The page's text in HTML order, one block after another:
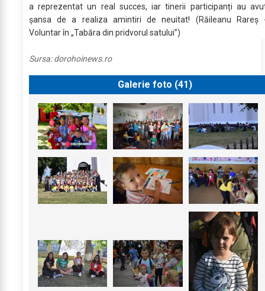
a reprezentat un real succes, iar tinerii participanți au
șansa de a realiza amintiri de neuitat! (Răileanu Rareș
Voluntar în „Tabăra din pridvorul satului”)
Sursa:dorohoinews.ro
Galerie foto (41)